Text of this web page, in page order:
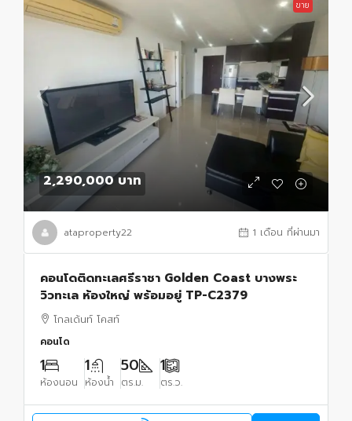
ขาย
2,290,000 บาท
ataproperty22 1 เดือน ที่ผ่านมา
คอนโดติดทะเลศรีราชา Golden Coast บางพระ
วิวทะเล ห้องใหญ่ พร้อมอยู่ TP-C2379
โกลเด้นท์ โคสท์
คอนโด
1
ห้องนอน
1
ห้องน้ำ
50
ตร.ม.
1
ตร.ว.